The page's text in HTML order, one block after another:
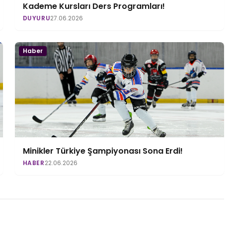
Kademe Kursları Ders Programları!
DUYURU27.06.2026
Haber
Minikler Türkiye Şampiyonası Sona Erdi!
HABER22.06.2026